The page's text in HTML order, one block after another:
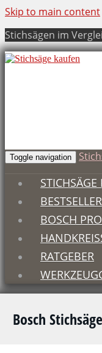
Skip to main content
Stichsägen im
Toggle navigation
STICHSÄGE
BESTSELLER
BOSCH
RATGEBER
Bosch Stichsäge